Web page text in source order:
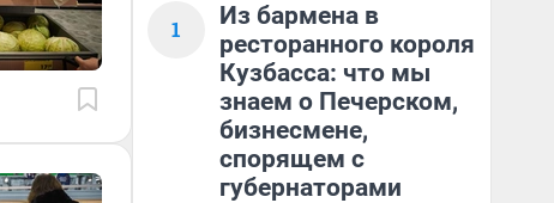
1
Из бармена в
ресторанного короля
Кузбасса: что мы
знаем о Печерском,
бизнесмене,
спорящем с
губернаторами